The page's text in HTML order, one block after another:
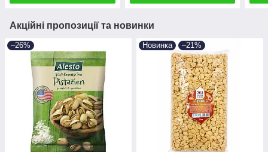
Акційні пропозиції та новинки
–26% Новинка –21%